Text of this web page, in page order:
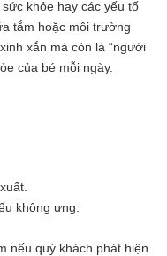
khỏe hay các yếu tố
tắm hoặc môi trường
xắn mà còn là “người
của bé mỗi ngày.
không ưng.
nếu quý khách phát hiện